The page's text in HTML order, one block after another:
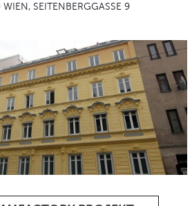
WIEN, SEITENBERGGASSE 9